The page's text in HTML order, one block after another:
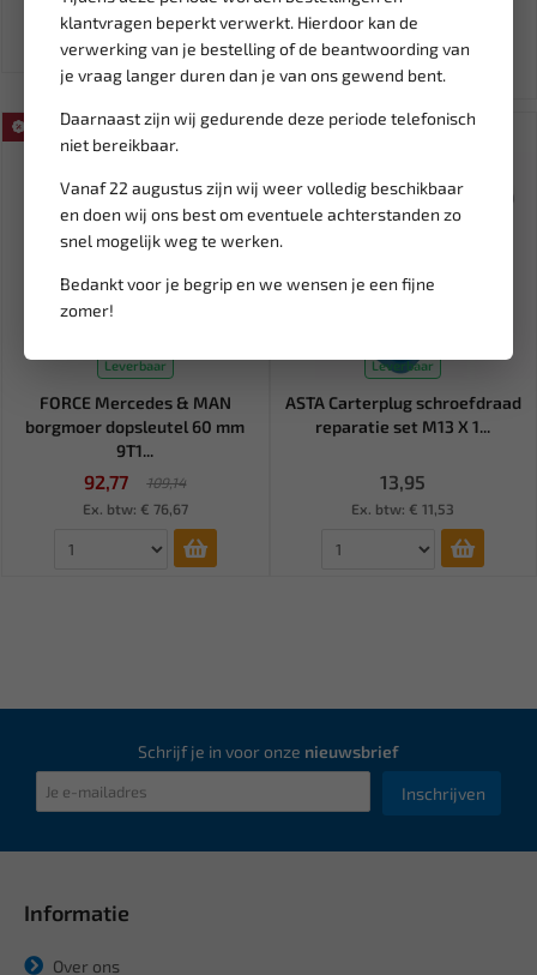
klantvragen beperkt verwerkt. Hierdoor kan de
verwerking van je bestelling of de beantwoording van
je vraag langer duren dan je van ons gewend bent.
Daarnaast zijn wij gedurende deze periode telefonisch
niet bereikbaar.
Vanaf 22 augustus zijn wij weer volledig beschikbaar
en doen wij ons best om eventuele achterstanden zo
snel mogelijk weg te werken.
Bedankt voor je begrip en we wensen je een fijne
zomer!
Ex. btw: € 1.799,00
Ex. btw: € 99,67
Leverbaar
FORCE Mercedes & MAN
borgmoer dopsleutel 60 mm
9T1...
92,77
109,14
Ex. btw: € 76,67
Leverbaar
ASTA Carterplug schroefdraad
reparatie set M13 X 1...
13,95
Ex. btw: € 11,53
Schrijf je in voor onze nieuwsbrief
Inschrijven
Informatie
Over ons